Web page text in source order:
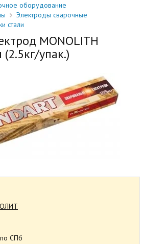
оборудование
Электроды сварочные
стали
MONOLITH
упак.)
по СПб